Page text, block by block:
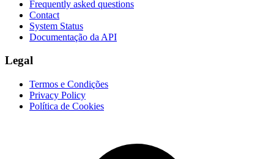
Frequently asked questions
Contact
System Status
Documentação da API
Legal
Termos e Condições
Privacy Policy
Política de Cookies